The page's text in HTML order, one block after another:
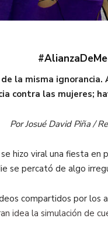
la misma
contra las mujeres;
Por Josué David Piña /
hizo viral una fiesta
se percató de algo
compartidos por
idea la simulación de